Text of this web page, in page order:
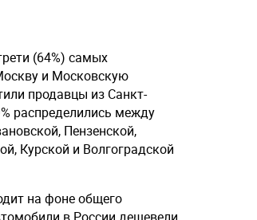
(64%) самых
и Московскую
продавцы из Санкт-
распределились между
Пензенской,
Курской и Волгоградской
на фоне общего